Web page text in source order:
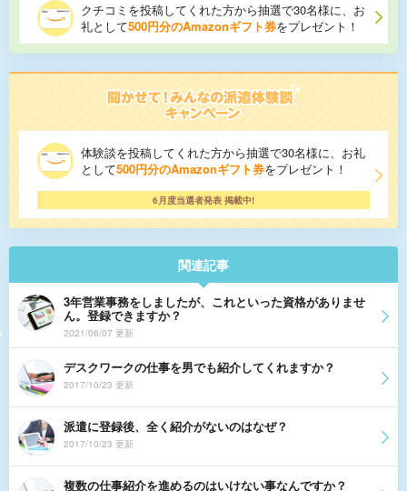
クチコミを投稿してくれた方から抽選で30名様に、お
礼として500円分のAmazonギフト券をプレゼント！
体験談を投稿してくれた方から抽選で30名様に、お礼
として500円分のAmazonギフト券をプレゼント！
6月度当選者発表 掲載中!
関連記事
3年営業事務をしましたが、これといった資格がありませ
ん。登録できますか？
2021/06/07 更新
デスクワークの仕事を男でも紹介してくれますか？
2017/10/23 更新
派遣に登録後、全く紹介がないのはなぜ？
2017/10/23 更新
複数の仕事紹介を進めるのはいけない事なんですか？